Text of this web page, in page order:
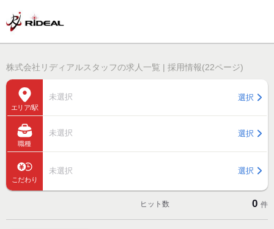
株式会社リディアルスタッフの求人一覧 | 採用情報(22ページ)
エリア/駅
未選択 選択
職種
未選択 選択
こだわり
未選択 選択
ヒット数 0 件